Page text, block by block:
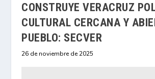
CONSTRUYE VERACRUZ
CULTURAL CERCANA Y
PUEBLO: SECVER
26 de noviembre de 2025